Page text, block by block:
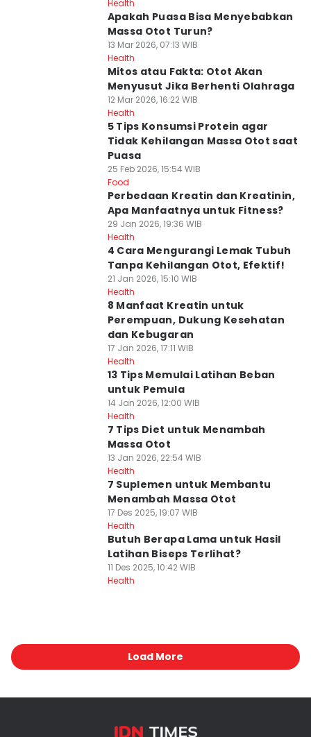
Health
Apakah Puasa Bisa Menyebabkan
Massa Otot Turun?
13 Mar 2026, 07:13 WIB
Health
Mitos atau Fakta: Otot Akan
Menyusut Jika Berhenti Olahraga
12 Mar 2026, 16:22 WIB
Health
5 Tips Konsumsi Protein agar
Tidak Kehilangan Massa Otot saat
Puasa
25 Feb 2026, 15:54 WIB
Food
Perbedaan Kreatin dan Kreatinin,
Apa Manfaatnya untuk Fitness?
29 Jan 2026, 19:36 WIB
Health
4 Cara Mengurangi Lemak Tubuh
Tanpa Kehilangan Otot, Efektif!
21 Jan 2026, 15:10 WIB
Health
8 Manfaat Kreatin untuk
Perempuan, Dukung Kesehatan
dan Kebugaran
17 Jan 2026, 17:11 WIB
Health
13 Tips Memulai Latihan Beban
untuk Pemula
14 Jan 2026, 12:00 WIB
Health
7 Tips Diet untuk Menambah
Massa Otot
13 Jan 2026, 22:54 WIB
Health
7 Suplemen untuk Membantu
Menambah Massa Otot
17 Des 2025, 19:07 WIB
Health
Butuh Berapa Lama untuk Hasil
Latihan Biseps Terlihat?
11 Des 2025, 10:42 WIB
Health
Load More